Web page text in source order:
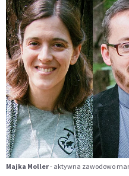
Majka Moller- aktywna zawodowo